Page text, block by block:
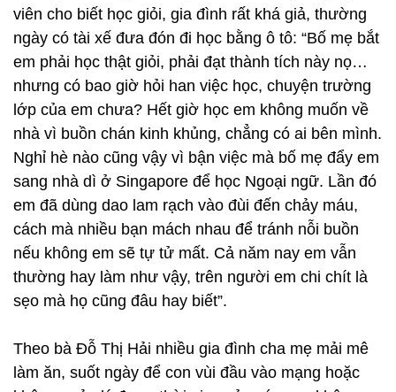
viên cho biết học giỏi, gia đình rất khá giả, thường
ngày có tài xế đưa đón đi học bằng ô tô: “Bố mẹ bắt
em phải học thật giỏi, phải đạt thành tích này nọ…
nhưng có bao giờ hỏi han việc học, chuyện trường
lớp của em chưa? Hết giờ học em không muốn về
nhà vì buồn chán kinh khủng, chẳng có ai bên mình.
Nghỉ hè nào cũng vậy vì bận việc mà bố mẹ đẩy em
sang nhà dì ở Singapore để học Ngoại ngữ. Lần đó
em đã dùng dao lam rạch vào đùi đến chảy máu,
cách mà nhiều bạn mách nhau để tránh nỗi buồn
nếu không em sẽ tự tử mất. Cả năm nay em vẫn
thường hay làm như vậy, trên người em chi chít là
sẹo mà họ cũng đâu hay biết”.
Theo bà Đỗ Thị Hải nhiều gia đình cha mẹ mải mê
làm ăn, suốt ngày để con vùi đầu vào mạng hoặc